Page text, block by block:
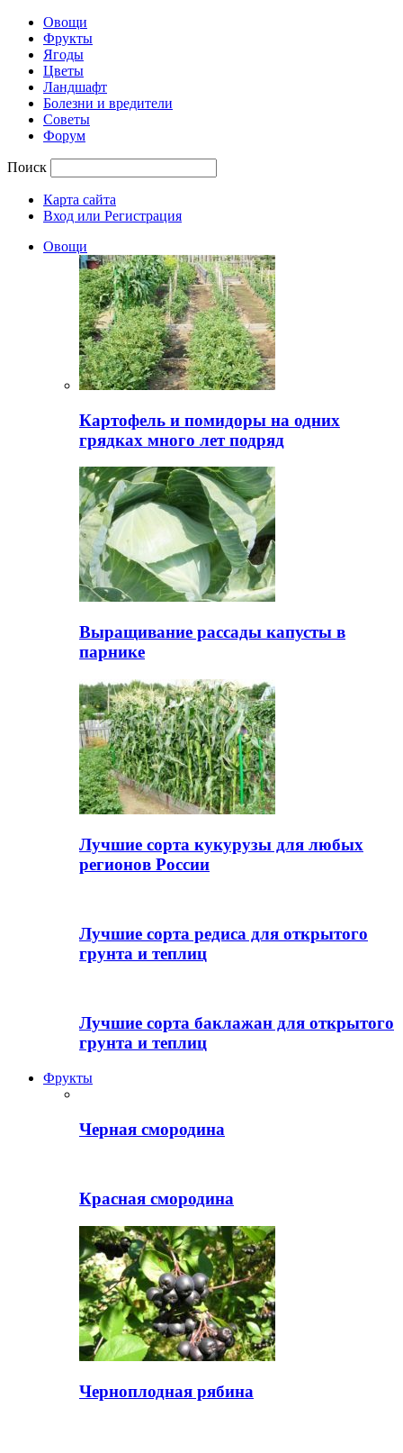
Овощи
Фрукты
Ягоды
Цветы
Ландшафт
Болезни и вредители
Советы
Форум
Поиск
Карта сайта
Вход или Регистрация
Овощи
Картофель и помидоры на одних
грядках много лет подряд
Выращивание рассады капусты в
парнике
Лучшие сорта кукурузы для любых
регионов России
Лучшие сорта редиса для открытого
грунта и теплиц
Лучшие сорта баклажан для открытого
грунта и теплиц
Фрукты
Черная смородина
Красная смородина
Черноплодная рябина